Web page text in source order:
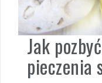
Jak
pieczenia